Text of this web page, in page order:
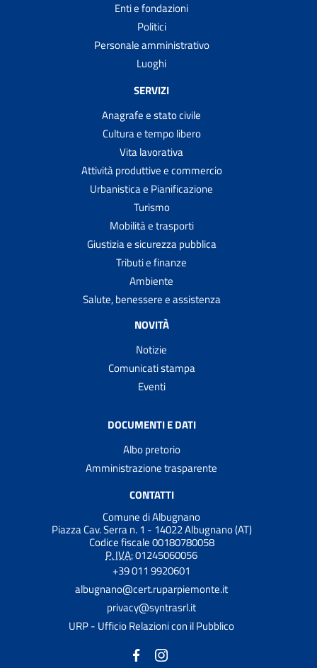
Enti e fondazioni
Politici
Personale amministrativo
Luoghi
SERVIZI
Anagrafe e stato civile
Cultura e tempo libero
Vita lavorativa
Attività produttive e commercio
Urbanistica e Pianificazione
Turismo
Mobilità e trasporti
Giustizia e sicurezza pubblica
Tributi e finanze
Ambiente
Salute, benessere e assistenza
NOVITÀ
Notizie
Comunicati stampa
Eventi
DOCUMENTI E DATI
Albo pretorio
Amministrazione trasparente
CONTATTI
Comune di Albugnano
Piazza Cav. Serra n. 1 - 14022 Albugnano (AT)
Codice fiscale 00180780058
P. IVA:01245060056
+39 011 9920601
albugnano@cert.ruparpiemonte.it
privacy@syntrasrl.it
URP - Ufficio Relazioni con il Pubblico